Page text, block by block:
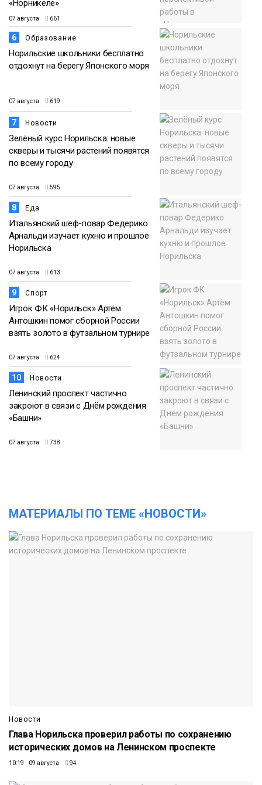
«Норникеле»
07 августа 661
6 Образование
Норильские школьники бесплатно
отдохнут на берегу Японского моря
07 августа 619
7 Новости
Зелёный курс Норильска: новые
скверы и тысячи растений появятся
по всему городу
07 августа 595
8 Еда
Итальянский шеф-повар Федерико
Арнальди изучает кухню и прошлое
Норильска
07 августа 613
9 Спорт
Игрок ФК «Норильск» Артём
Антошкин помог сборной России
взять золото в футзальном турнире
07 августа 624
10 Новости
Ленинский проспект частично
закроют в связи с Днём рождения
«Башни»
07 августа 738
МАТЕРИАЛЫ ПО ТЕМЕ «НОВОСТИ»
Новости
Глава Норильска проверил работы по сохранению
исторических домов на Ленинском проспекте
10:19 09 августа 94